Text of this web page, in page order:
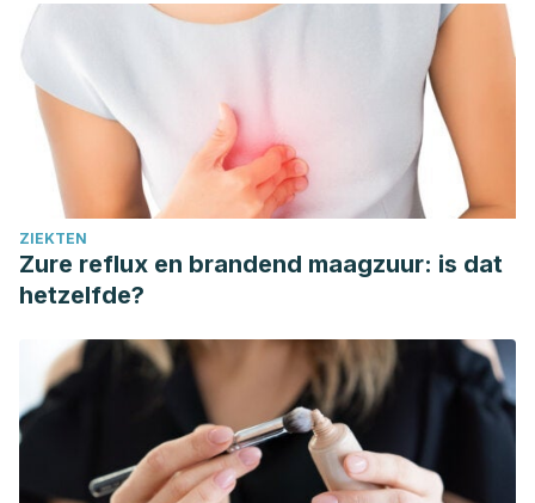
ZIEKTEN
Zure reflux en brandend maagzuur: is dat
hetzelfde?